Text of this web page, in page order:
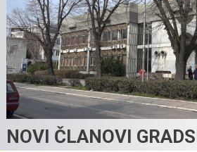
NOVI ČLANOVI